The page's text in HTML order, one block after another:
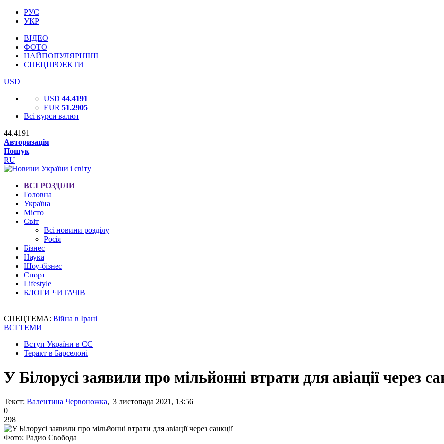
РУС
УКР
ВІДЕО
ФОТО
НАЙПОПУЛЯРНІШІ
СПЕЦПРОЕКТИ
USD
USD 44.4191
EUR 51.2905
Всі курси валют
44.4191
Авторизація
Пошук
RU
ВСІ РОЗДІЛИ
Головна
Україна
Місто
Світ
Всі новини розділу
Росія
Бізнес
Наука
Шоу-бізнес
Спорт
Lifestyle
БЛОГИ ЧИТАЧІВ
СПЕЦТЕМА: Війна в Ірані
ВСІ ТЕМИ
Вступ України в ЄС
Теракт в Барселоні
У Білорусі заявили про мільйонні втрати для авіації через
Текст: Валентина Червоножка, 3 листопада 2021, 13:56
0
298
Фото: Радио Свобода